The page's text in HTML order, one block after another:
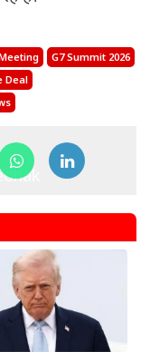
G7 Summit 2026
Deal